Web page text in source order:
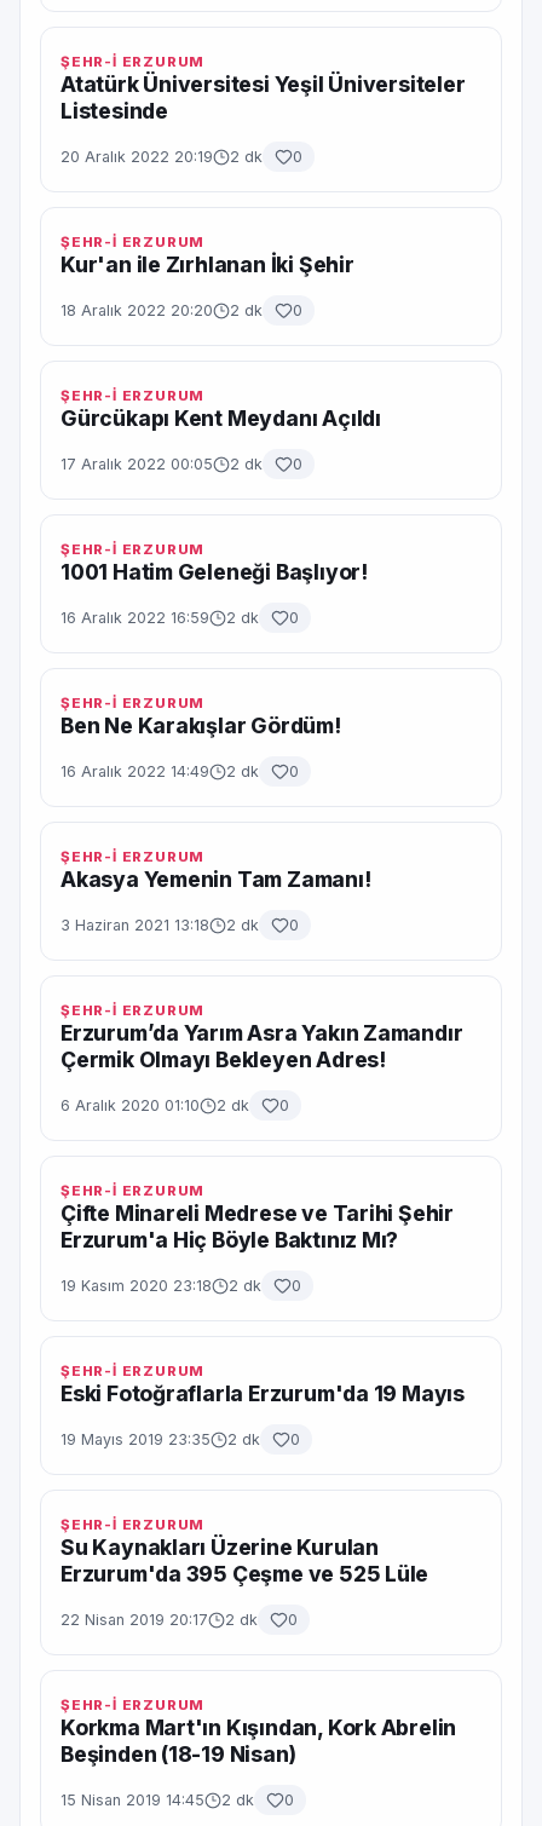
ŞEHR-İ ERZURUM
Atatürk Üniversitesi Yeşil Üniversiteler
Listesinde
20 Aralık 2022 20:19 2 dk 0
ŞEHR-İ ERZURUM
Kur'an ile Zırhlanan İki Şehir
18 Aralık 2022 20:20 2 dk 0
ŞEHR-İ ERZURUM
Gürcükapı Kent Meydanı Açıldı
17 Aralık 2022 00:05 2 dk 0
ŞEHR-İ ERZURUM
1001 Hatim Geleneği Başlıyor!
16 Aralık 2022 16:59 2 dk 0
ŞEHR-İ ERZURUM
Ben Ne Karakışlar Gördüm!
16 Aralık 2022 14:49 2 dk 0
ŞEHR-İ ERZURUM
Akasya Yemenin Tam Zamanı!
3 Haziran 2021 13:18 2 dk 0
ŞEHR-İ ERZURUM
Erzurum’da Yarım Asra Yakın Zamandır
Çermik Olmayı Bekleyen Adres!
6 Aralık 2020 01:10 2 dk 0
ŞEHR-İ ERZURUM
Çifte Minareli Medrese ve Tarihi Şehir
Erzurum'a Hiç Böyle Baktınız Mı?
19 Kasım 2020 23:18 2 dk 0
ŞEHR-İ ERZURUM
Eski Fotoğraflarla Erzurum'da 19 Mayıs
19 Mayıs 2019 23:35 2 dk 0
ŞEHR-İ ERZURUM
Su Kaynakları Üzerine Kurulan
Erzurum'da 395 Çeşme ve 525 Lüle
22 Nisan 2019 20:17 2 dk 0
ŞEHR-İ ERZURUM
Korkma Mart'ın Kışından, Kork Abrelin
Beşinden (18-19 Nisan)
15 Nisan 2019 14:45 2 dk 0